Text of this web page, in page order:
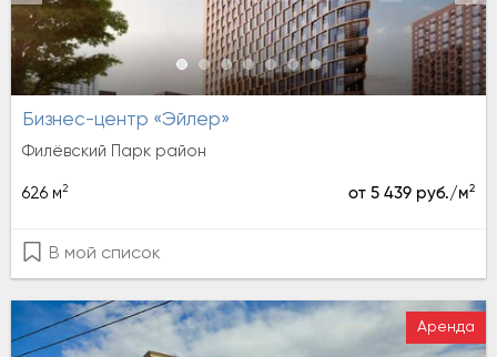
Бизнес-центр «Эйлер»
Филёвский Парк район
626 м2 от 5 439 руб./м2
В мой список
Аренда